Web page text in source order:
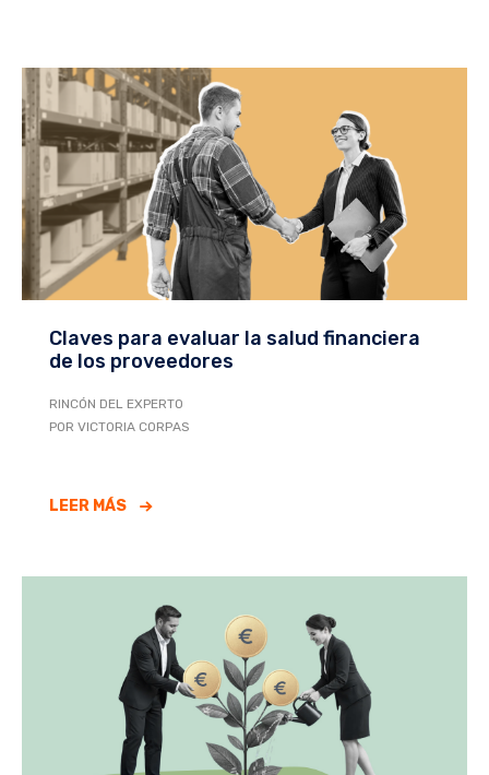
Claves para evaluar la salud financiera
de los proveedores
RINCÓN DEL EXPERTO
POR VICTORIA CORPAS
LEER MÁS